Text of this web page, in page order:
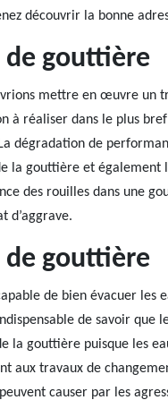
découvrir la bonne
de gouttière
mettre en œuvre un
à réaliser dans le plus
dégradation de
la gouttière et
des rouilles dans une
d’aggrave.
de gouttière
de bien évacuer les
de savoir que
la gouttière puisque les
aux travaux de
causer par les